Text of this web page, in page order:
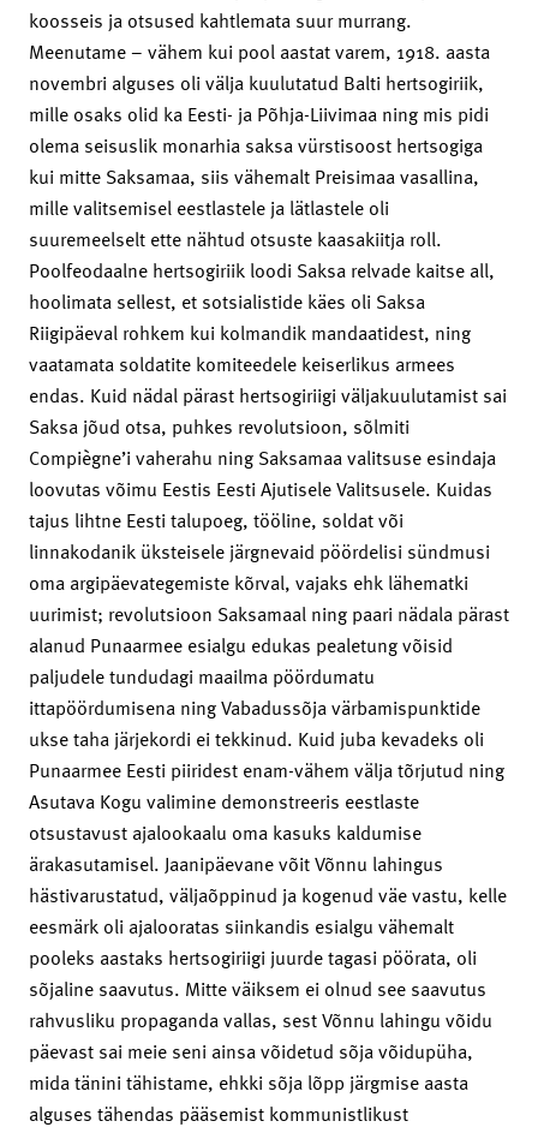
koosseis ja otsused kahtlemata suur murrang.
Meenutame – vähem kui pool aastat varem, 1918. aasta
novembri alguses oli välja kuulutatud Balti hertsogiriik,
mille osaks olid ka Eesti- ja Põhja-Liivimaa ning mis pidi
olema seisuslik monarhia saksa vürstisoost hertsogiga
kui mitte Saksamaa, siis vähemalt Preisimaa vasallina,
mille valitsemisel eestlastele ja lätlastele oli
suuremeelselt ette nähtud otsuste kaasakiitja roll.
Poolfeodaalne hertsogiriik loodi Saksa relvade kaitse all,
hoolimata sellest, et sotsialistide käes oli Saksa
Riigipäeval rohkem kui kolmandik mandaatidest, ning
vaatamata soldatite komiteedele keiserlikus armees
endas. Kuid nädal pärast hertsogiriigi väljakuulutamist sai
Saksa jõud otsa, puhkes revolutsioon, sõlmiti
Compiègne’i vaherahu ning Saksamaa valitsuse esindaja
loovutas võimu Eestis Eesti Ajutisele Valitsusele. Kuidas
tajus lihtne Eesti talupoeg, tööline, soldat või
linnakodanik üksteisele järgnevaid pöördelisi sündmusi
oma argipäevategemiste kõrval, vajaks ehk lähematki
uurimist; revolutsioon Saksamaal ning paari nädala pärast
alanud Punaarmee esialgu edukas pealetung võisid
paljudele tundudagi maailma pöördumatu
ittapöördumisena ning Vabadussõja värbamispunktide
ukse taha järjekordi ei tekkinud. Kuid juba kevadeks oli
Punaarmee Eesti piiridest enam-vähem välja tõrjutud ning
Asutava Kogu valimine demonstreeris eestlaste
otsustavust ajalookaalu oma kasuks kaldumise
ärakasutamisel. Jaanipäevane võit Võnnu lahingus
hästivarustatud, väljaõppinud ja kogenud väe vastu, kelle
eesmärk oli ajalooratas siinkandis esialgu vähemalt
pooleks aastaks hertsogiriigi juurde tagasi pöörata, oli
sõjaline saavutus. Mitte väiksem ei olnud see saavutus
rahvusliku propaganda vallas, sest Võnnu lahingu võidu
päevast sai meie seni ainsa võidetud sõja võidupüha,
mida tänini tähistame, ehkki sõja lõpp järgmise aasta
alguses tähendas pääsemist kommunistlikust